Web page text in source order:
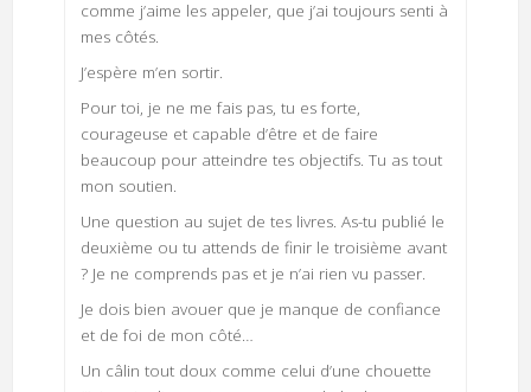
comme j’aime les appeler, que j’ai toujours senti à
mes côtés.
J’espère m’en sortir.
Pour toi, je ne me fais pas, tu es forte,
courageuse et capable d’être et de faire
beaucoup pour atteindre tes objectifs. Tu as tout
mon soutien.
Une question au sujet de tes livres. As-tu publié le
deuxième ou tu attends de finir le troisième avant
? Je ne comprends pas et je n’ai rien vu passer.
Je dois bien avouer que je manque de confiance
et de foi de mon côté…
Un câlin tout doux comme celui d’une chouette